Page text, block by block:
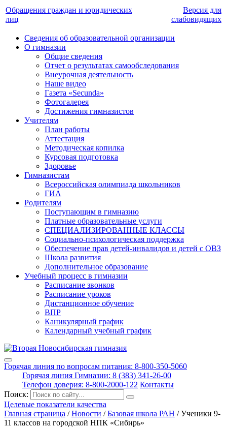
Обращения граждан и юридических
лиц
Версия для
слабовидящих
Сведения об образовательной организации
О гимназии
Общие сведения
Отчет о результатах самообследования
Внеурочная деятельность
Наше видео
Газета «Secunda»
Фотогалерея
Достижения гимназистов
Учителям
План работы
Аттестация
Методическая копилка
Курсовая подготовка
Здоровье
Гимназистам
Всероссийская олимпиада школьников
ГИА
Родителям
Поступающим в гимназию
Платные образовательные услуги
СПЕЦИАЛИЗИРОВАННЫЕ КЛАССЫ
Социально-психологическая поддержка
Обеспечение прав детей-инвалидов и детей с ОВЗ
Школа развития
Дополнительное образование
Учебный процесс в гимназии
Расписание звонков
Расписание уроков
Дистанционное обучение
ВПР
Каникулярный график
Календарный учебный график
Горячая линия по вопросам питания: 8-800-350-5060
Горячая линия Гимназии: 8 (383) 341-26-00
Телефон доверия: 8-800-2000-122 Контакты
Поиск:
Целевые показатели качества
Главная страница /Новости /Базовая школа РАН /Ученики 9-
11 классов на городской НПК «Сибирь»